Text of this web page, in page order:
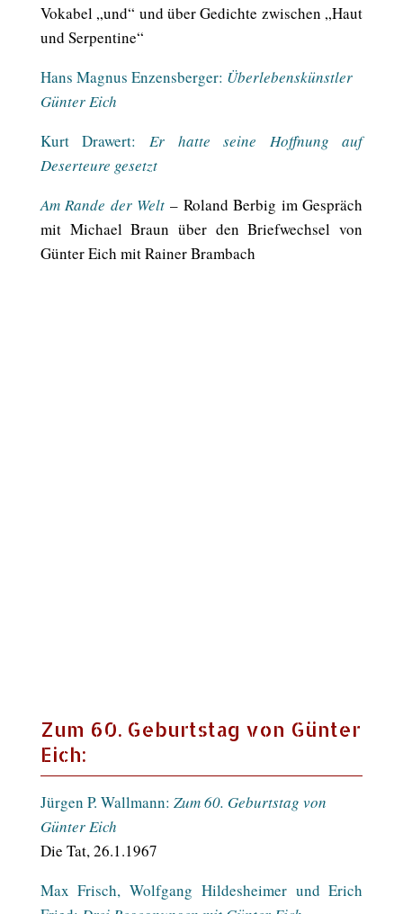
Vokabel „und“ und über Gedichte zwischen „Haut
und Serpentine“
Hans Magnus Enzensberger: Überlebenskünstler
Günter Eich
Kurt Drawert: Er hatte seine Hoffnung auf
Deserteure gesetzt
Am Rande der Welt – Roland Berbig im Gespräch
mit Michael Braun über den Briefwechsel von
Günter Eich mit Rainer Brambach
Zum 60. Geburtstag von Günter
Eich:
Jürgen P. Wallmann: Zum 60. Geburtstag von
Günter Eich
Die Tat, 26.1.1967
Max Frisch, Wolfgang Hildesheimer und Erich